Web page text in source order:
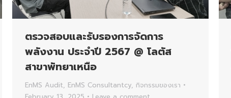
ตรวจสอบและรับรองการจัดการ
พลังงาน ประจำปี 2567 @ โลตัส
สาขาพัทยาเหนือ
EnMS Audit, EnMS Consultantcy, กิจกรรมของเรา